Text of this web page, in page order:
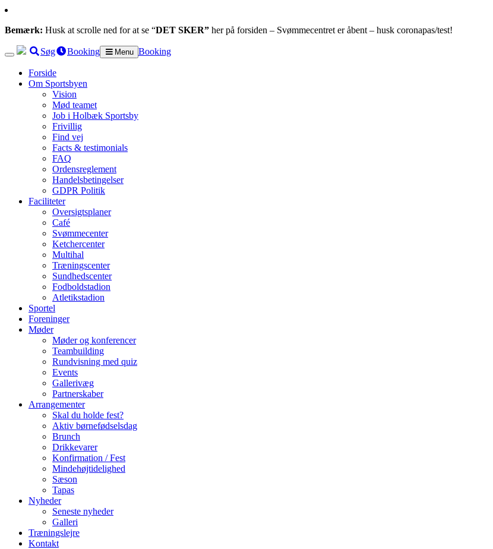
Bemærk: Husk at scrolle ned for at se “DET SKER” her på forsiden – Svømmecentret er åbent – husk coronapas/test!
Søg Booking Menu Booking
Forside
Om Sportsbyen
Vision
Mød teamet
Job i Holbæk Sportsby
Frivillig
Find vej
Facts & testimonials
FAQ
Ordensreglement
Handelsbetingelser
GDPR Politik
Faciliteter
Oversigtsplaner
Café
Svømmecenter
Ketchercenter
Multihal
Træningscenter
Sundhedscenter
Fodboldstadion
Atletikstadion
Sportel
Foreninger
Møder
Møder og konferencer
Teambuilding
Rundvisning med quiz
Events
Gallerivæg
Partnerskaber
Arrangementer
Skal du holde fest?
Aktiv børnefødselsdag
Brunch
Drikkevarer
Konfirmation / Fest
Mindehøjtidelighed
Sæson
Tapas
Nyheder
Seneste nyheder
Galleri
Træningslejre
Kontakt